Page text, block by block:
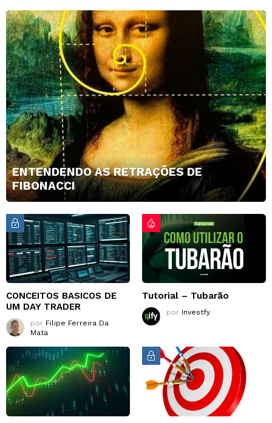
ENTENDENDO AS RETRAÇÕES DE
FIBONACCI
CONCEITOS BASICOS DE
UM DAY TRADER
por Filipe Ferreira Da
Mata
Tutorial – Tubarão
por Investfy